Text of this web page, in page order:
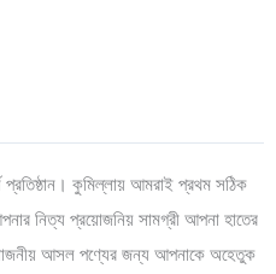
কুমিল্লায় আমরাই প্রথম সঠিক
নিত্য প্রয়োজনিয় সামগ্রী আপনা হাতের
আসল পণ্যের জন্য আপনাকে অহেতুক